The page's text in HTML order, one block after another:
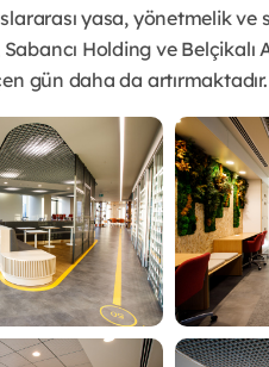
yasa, yönetmelik
Holding ve Belçikalı
gün daha da artırmaktadır.